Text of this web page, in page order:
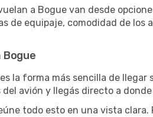
a Bogue van desde
de equipaje, comodidad de los
la forma más sencilla de
del avión y llegás directo a
todo esto en una vista